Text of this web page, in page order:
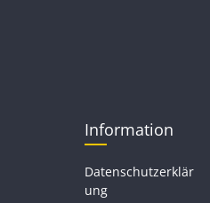
Information
Datenschutzerklär
ung